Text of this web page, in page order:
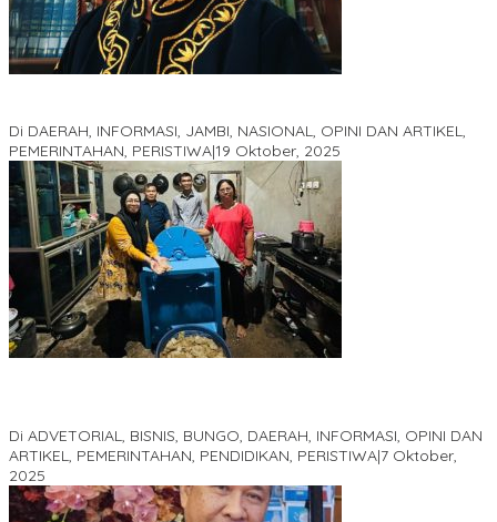
Di DAERAH, INFORMASI, JAMBI, NASIONAL, OPINI DAN ARTIKEL,
PEMERINTAHAN, PERISTIWA|19 Oktober, 2025
Di ADVETORIAL, BISNIS, BUNGO, DAERAH, INFORMASI, OPINI DAN
ARTIKEL, PEMERINTAHAN, PENDIDIKAN, PERISTIWA|7 Oktober,
2025